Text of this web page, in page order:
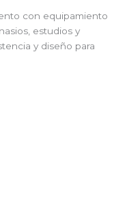
con equipamiento
estudios y
y diseño para